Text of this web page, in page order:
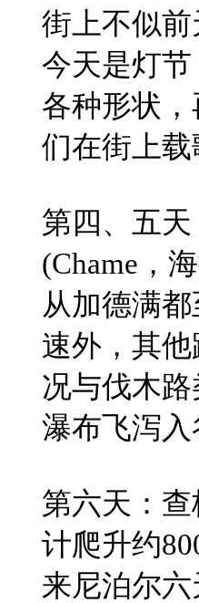
街上不似
今天是灯
各种形状
们在街上
第四、五天
(Chame，
从加德满
速外，其他
况与伐木
瀑布飞泻
第六天：查
计爬升约
来尼泊尔